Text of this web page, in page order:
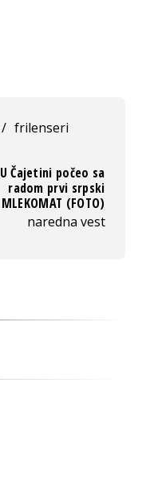
/ frilenseri
U Čajetini počeo sa
radom prvi srpski
MLEKOMAT (FOTO)
naredna vest